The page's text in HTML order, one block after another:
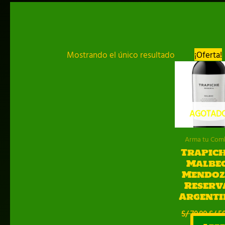
Mostrando el único resultado ¡Oferta!
Arma tu
S/70.00El
S/